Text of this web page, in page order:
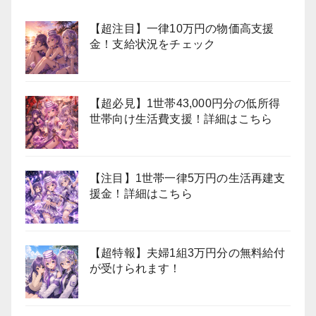
【超注目】一律10万円の物価高支援
金！支給状況をチェック
【超必見】1世帯43,000円分の低所得
世帯向け生活費支援！詳細はこちら
【注目】1世帯一律5万円の生活再建支
援金！詳細はこちら
【超特報】夫婦1組3万円分の無料給付
が受けられます！